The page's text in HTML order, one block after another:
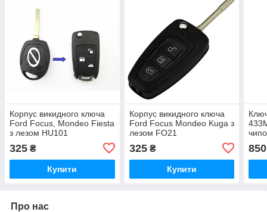
Корпус викидного ключа
Ford Focus, Mondeo Fiesta
з лезом HU101
325 ₴
Купити
Корпус викидного ключа
Ford Focus Mondeo Kuga з
лезом FO21
325₴
Купити
850
Про нас